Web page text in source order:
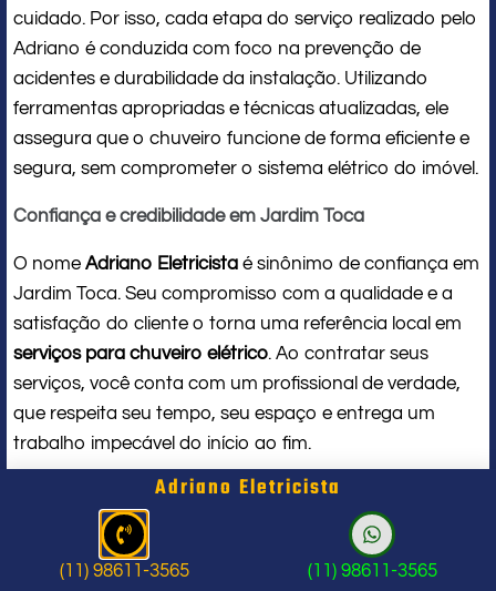
cuidado. Por isso, cada etapa do serviço realizado pelo
Adriano é conduzida com foco na prevenção de
acidentes e durabilidade da instalação. Utilizando
ferramentas apropriadas e técnicas atualizadas, ele
assegura que o chuveiro funcione de forma eficiente e
segura, sem comprometer o sistema elétrico do imóvel.
Confiança e credibilidade em Jardim Toca
O nome Adriano Eletricista é sinônimo de confiança em
Jardim Toca. Seu compromisso com a qualidade e a
satisfação do cliente o torna uma referência local em
serviços para chuveiro elétrico. Ao contratar seus
serviços, você conta com um profissional de verdade,
que respeita seu tempo, seu espaço e entrega um
trabalho impecável do início ao fim.
Problema com chuveiro: sinais que
indicam a hora de chamar um
profissional
Adriano Eletricista
(11) 98611-3565 (11) 98611-3565